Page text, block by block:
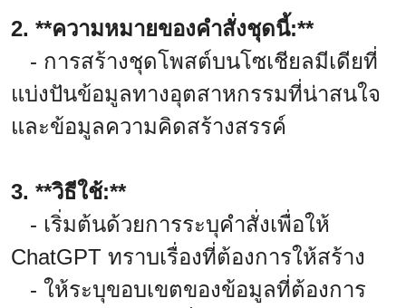
2. **ความหมายของคำสั่งชุดนี้:**
- การสร้างชุดโพสต์บนโซเชียลมีเดียที่
แบ่งปันข้อมูลทางอุตสาหกรรมที่น่าสนใจ
และข้อมูลความคิดสร้างสรรค์
3. **วิธีใช้:**
- เริ่มต้นด้วยการระบุคำสั่งเพื่อให้
ChatGPT ทราบเรื่องที่ต้องการให้สร้าง
- ให้ระบุขอบเขตของข้อมูลที่ต้องการ